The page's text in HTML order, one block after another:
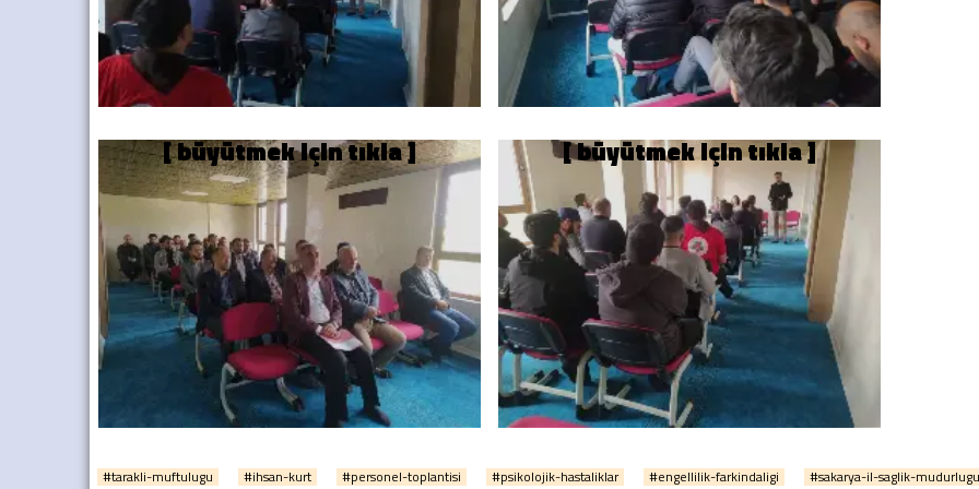
#tarakli-muftulugu #ihsan-kurt #personel-toplantisi #psikolojik-hastaliklar #engellilik-farkindaligi #sakarya-il-saglik-mudurlugu